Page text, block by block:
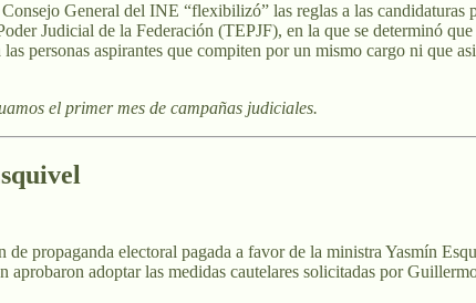
General del INE “flexibilizó” las reglas a las candidaturas
Judicial de la Federación (TEPJF), en la que se determinó
personas aspirantes que compiten por un mismo cargo ni que
el primer mes de campañas judiciales.
propaganda electoral pagada a favor de la ministra Yasmín
adoptar las medidas cautelares solicitadas por